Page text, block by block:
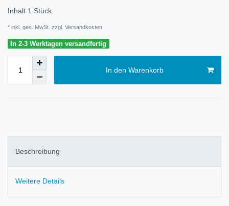
Inhalt 1 Stück
* inkl. ges. MwSt. zzgl. Versandkosten
In 2-3 Werktagen versandfertig
In den Warenkorb
Beschreibung
Weitere Details